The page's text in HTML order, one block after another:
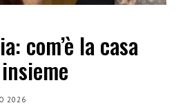
com’è la casa
2026